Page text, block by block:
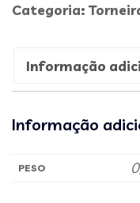
Categoria:
Informação
Informação
PESO